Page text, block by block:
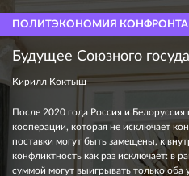
ПОЛИТЭКОНОМИЯ
Будущее Союзного
Кирилл Коктыш
После 2020 года Россия и
кооперации, которая не исключает
поставки могут быть замещены, к
конфликтность как раз исключает: в
суммой могут выигрывать только